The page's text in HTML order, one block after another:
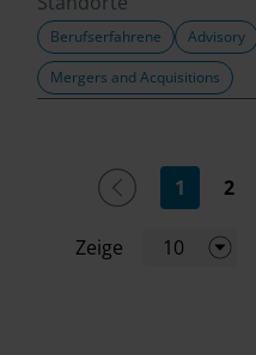
Berufserfahrene Advisory
Mergers and Acquisitions
1 (current)
2
Zeige 10